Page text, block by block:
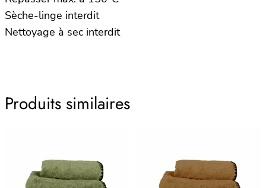
Sèche-linge interdit
Nettoyage à sec interdit
Produits similaires